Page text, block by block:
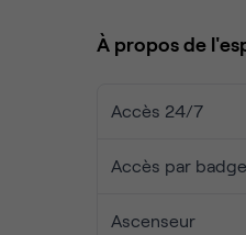
atmosphère
À proximité,
À propos de
Accès 24/7
Accès par badge
Ascenseur